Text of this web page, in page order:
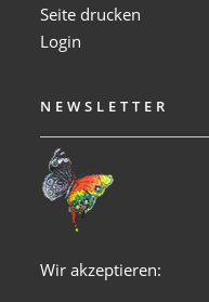
Seite drucken
Login
NEWSLETTER
Wir akzeptieren: